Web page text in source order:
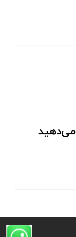
می‌دهید